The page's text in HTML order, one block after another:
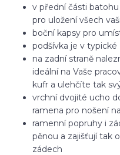
v přední části
pro uložení všech
boční kapsy pro
podšívka je v
na zadní straně
ideální na Vaše
kufr a ulehčíte tak
vrchní dvojité ucho
ramena pro nošení
ramenní popruhy i
pěnou a zajišťují tak
zádech